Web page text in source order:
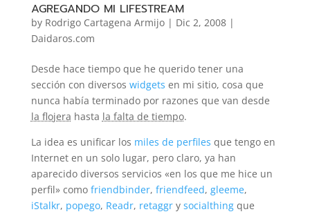
AGREGANDO MI LIFESTREAM
by Rodrigo Cartagena Armijo| Dic 2, 2008|
Daidaros.com
Desde hace tiempo que he querido tener una
sección con diversos widgets en mi sitio, cosa que
nunca había terminado por razones que van desde
la flojera hasta la falta de tiempo.
La idea es unificar los miles de perfiles que tengo en
Internet en un solo lugar, pero claro, ya han
aparecido diversos servicios «en los que me hice un
perfil» como friendbinder, friendfeed, gleeme,
iStalkr, popego, Readr, retaggry socialthingque